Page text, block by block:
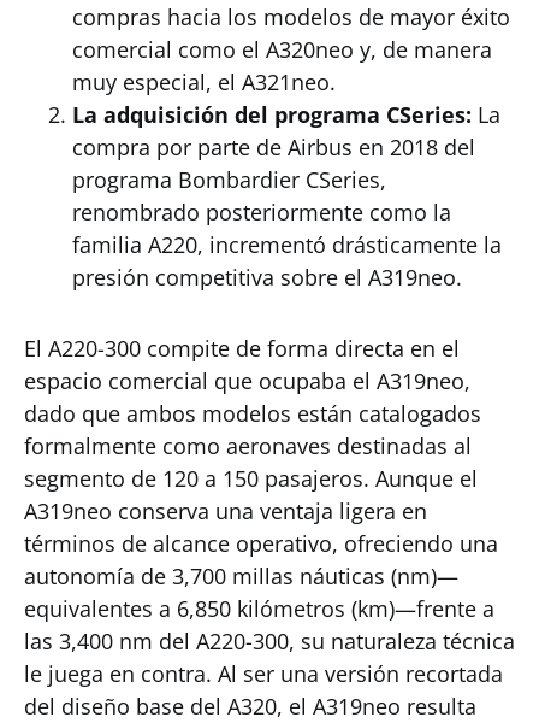
compras hacia los modelos de mayor éxito
comercial como el A320neo y, de manera
muy especial, el A321neo.
La adquisición del programa CSeries: La
compra por parte de Airbus en 2018 del
programa Bombardier CSeries,
renombrado posteriormente como la
familia A220, incrementó drásticamente la
presión competitiva sobre el A319neo.
El A220-300 compite de forma directa en el
espacio comercial que ocupaba el A319neo,
dado que ambos modelos están catalogados
formalmente como aeronaves destinadas al
segmento de 120 a 150 pasajeros. Aunque el
A319neo conserva una ventaja ligera en
términos de alcance operativo, ofreciendo una
autonomía de 3,700 millas náuticas (nm)—
equivalentes a 6,850 kilómetros (km)—frente a
las 3,400 nm del A220-300, su naturaleza técnica
le juega en contra. Al ser una versión recortada
del diseño base del A320, el A319neo resulta